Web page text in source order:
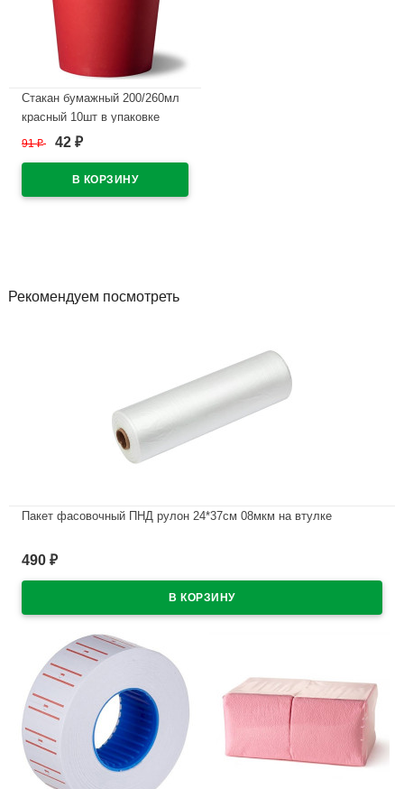
Стакан бумажный 200/260мл
красный 10шт в упаковке
В наличии
91₽ 42 ₽
Рекомендуем посмотреть
Пакет фасовочный ПНД рулон 24*37см 08мкм на втулке
490 ₽